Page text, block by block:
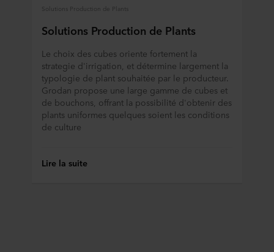
Solutions Production de Plants
Solutions Production de Plants
Le choix des cubes oriente fortement la
strategie d'irrigation, et détermine largement la
typologie de plant souhaitée par le producteur.
Grodan propose une large gamme de cubes et
de bouchons, offrant la possibilité d'obtenir des
plants uniformes quelques soient les conditions
de culture
Lire la suite